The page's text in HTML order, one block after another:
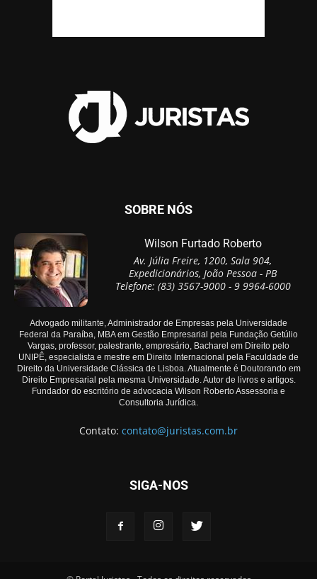
SOBRE NÓS
Wilson Furtado Roberto
Av. Júlia Freire, 1200, Sala 904,
Expedicionários, João Pessoa - PB
Telefone: (83) 3567-9000 - 9 9964-6000
Advogado militante, Administrador de Empresas pela Universidade
Federal da Paraíba, MBA em Gestão Empresarial pela Fundação Getúlio
Vargas, professor, palestrante, empresário, Bacharel em Direito pelo
UNIPÊ, especialista e mestre em Direito Internacional pela Faculdade de
Direito da Universidade Clássica de Lisboa. Atualmente é Doutorando em
Direito Empresarial pela mesma Universidade. Autor de livros e artigos.
Fundador do escritório de advocacia Wilson Roberto Assessoria e
Consultoria Jurídica.
Contato: contato@juristas.com.br
SIGA-NOS